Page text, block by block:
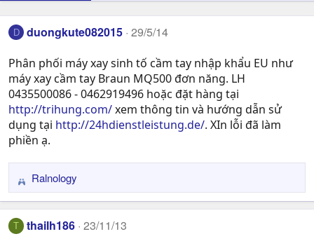
D duongkute082015 29/5/14
Phân phối máy xay sinh tố cầm tay nhập khẩu EU như
máy xay cầm tay Braun MQ500 đơn năng. LH
0435500086 - 0462919496 hoặc đặt hàng tại
http://trihung.com/xem thông tin và hướng dẫn sử
dụng tại http://24hdienstleistung.de/. XIn lỗi đã làm
phiền ạ.
R
e
a
c
Ralnology
T thailh186 23/11/13